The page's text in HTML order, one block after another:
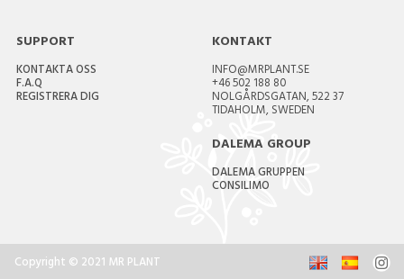
SUPPORT
KONTAKTA OSS
F.A.Q
REGISTRERA DIG
KONTAKT
INFO@MRPLANT.SE
+46 502 188 80
NOLGÅRDSGATAN, 522 37
TIDAHOLM, SWEDEN
DALEMA GROUP
DALEMA GRUPPEN
CONSILIMO
Copyright © 2021 MR PLANT